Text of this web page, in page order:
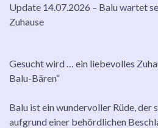
Update 14.07.2026 – Balu wartet
Zuhause
Gesucht wird … ein liebevolles
Balu-Bären“
Balu ist ein wundervoller Rüde, der
aufgrund einer behördlichen